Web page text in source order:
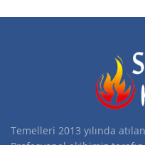
Temelleri 2013 yılında